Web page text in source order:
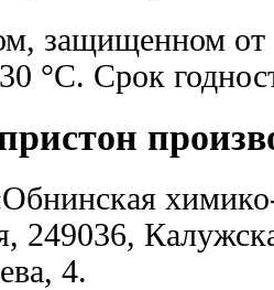
защищенном от
°C. Срок
249036,
4.